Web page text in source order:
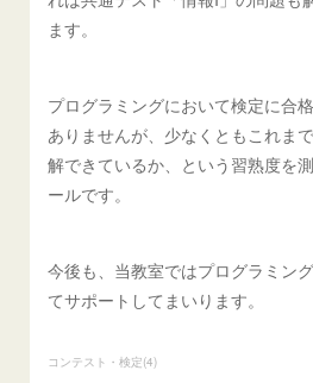
ます。
プログラミングにおいて検定に合
ありませんが、少なくともこれま
解できているか、という習熟度を
ールです。
今後も、当教室ではプログラミン
てサポートしてまいります。
コンテスト・検定(4)